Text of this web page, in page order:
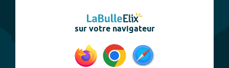
sur votre navigateur